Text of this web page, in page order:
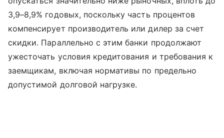
3,9–8,9% годовых, поскольку часть процентов
компенсирует производитель или дилер за счет
скидки. Параллельно с этим банки продолжают
ужесточать условия кредитования и требования к
заемщикам, включая нормативы по предельно
допустимой долговой нагрузке.